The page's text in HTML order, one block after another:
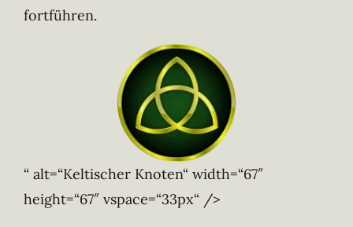
fortführen.
“ alt=“Keltischer Knoten“ width=“67″
height=“67″ vspace=“33px“ />